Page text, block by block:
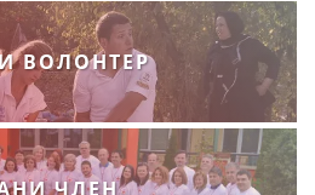
И РАЗВОЈ
ОДБОР
СОБРАНИЕ
ПОСТАВЕНОСТ
ВОЛОНТЕР
ЧЛЕН